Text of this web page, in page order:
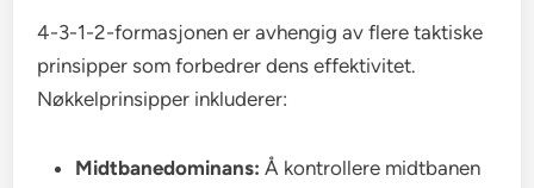
4-3-1-2-formasjonen er avhengig av flere taktiske
prinsipper som forbedrer dens effektivitet.
Nøkkelprinsipper inkluderer:
Midtbanedominans: Å kontrollere midtbanen